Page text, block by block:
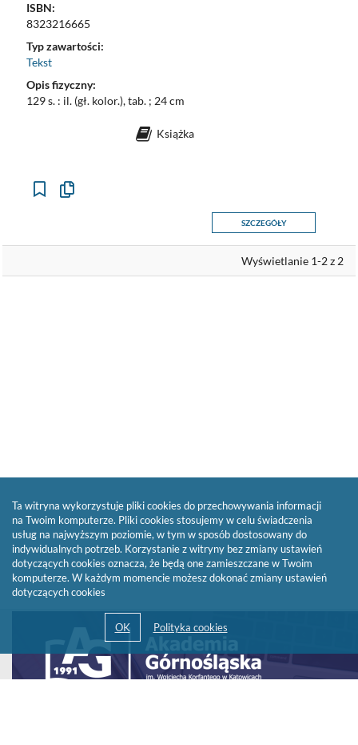
ISBN:
8323216665
Typ zawartości:
Tekst
Opis fizyczny:
129 s. : il. (gł. kolor.), tab. ; 24 cm
Książka
Kopiuj
SZCZEGÓŁY
Wyświetlanie 1-2 z 2
się
w
Ta witryna wykorzystuje pliki cookies do przechowywania informacji
na Twoim komputerze. Pliki cookies stosujemy w celu świadczenia
usług na najwyższym poziomie, w tym w sposób dostosowany do
indywidualnych potrzeb. Korzystanie z witryny bez zmiany ustawień
dotyczących cookies oznacza, że będą one zamieszczane w Twoim
komputerze. W każdym momencie możesz dokonać zmiany ustawień
dotyczących cookies